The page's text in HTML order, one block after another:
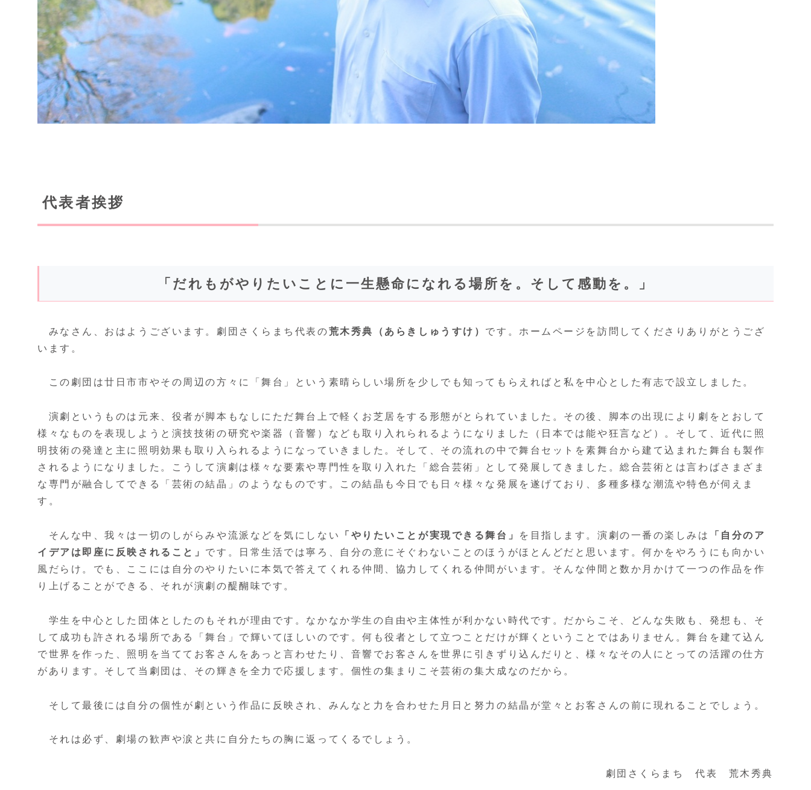
代表者挨拶
「だれもがやりたいことに一生懸命になれる場所を。そして感動を。」
みなさん、おはようございます。劇団さくらまち代表の荒木秀典（あらきしゅうすけ） です。ホームページを訪問してくださりありがとうござ
います。
この劇団は廿日市市やその周辺の方々に「舞台」という素晴らしい場所を少しでも知ってもらえればと私を中心とした有志で設立しました。
演劇というものは元来、役者が脚本もなしにただ舞台上で軽くお芝居をする形態がとられていました。その後、脚本の出現により劇をとおして
様々なものを表現しようと演技技術の研究や楽器（音響）なども取り入れられるようになりました（日本では能や狂言など）。そして、近代に照
明技術の発達と主に照明効果も取り入られるようになっていきました。そして、その流れの中で舞台セットを素舞台から建て込まれた舞台も製作
されるようになりました。こうして演劇は様々な要素や専門性を取り入れた「総合芸術」として発展してきました。総合芸術とは言わばさまざま
な専門が融合してできる「芸術の結晶」のようなものです。この結晶も今日でも日々様々な発展を遂げており、多種多様な潮流や特色が伺えま
す。
そんな中、我々は一切のしがらみや流派などを気にしない 「やりたいことが実現できる舞台」 を目指します。演劇の一番の楽しみは
「自分のア
イデアは即座に反映されること」 です。日常生活では寧ろ、自分の意にそぐわないことのほうがほとんどだと思います。何かをやろうにも向かい
風だらけ。でも、ここには自分のやりたいに本気で答えてくれる仲間、協力してくれる仲間がいます。そんな仲間と数か月かけて一つの作品を作
り上げることができる、それが演劇の醍醐味です。
学生を中心とした団体としたのもそれが理由です。なかなか学生の自由や主体性が利かない時代です。だからこそ、どんな失敗も、発想も、そ
して成功も許される場所である「舞台」で輝いてほしいのです。何も役者として立つことだけが輝くということではありません。舞台を建て込ん
で世界を作った、照明を当ててお客さんをあっと言わせたり、音響でお客さんを世界に引きずり込んだりと、様々なその人にとっての活躍の仕方
があります。そして当劇団は、その輝きを全力で応援します。個性の集まりこそ芸術の集大成なのだから。
そして最後には自分の個性が劇という作品に反映され、みんなと力を合わせた月日と努力の結晶が堂々とお客さんの前に現れることでしょう。
それは必ず、劇場の歓声や涙と共に自分たちの胸に返ってくるでしょう。
劇団さくらまち 代表 荒木秀典